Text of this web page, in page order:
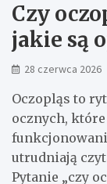
Czy
jakie są
28 czerwca 2026
Oczopląs to
ocznych,
utrudniają
Pytanie „czy